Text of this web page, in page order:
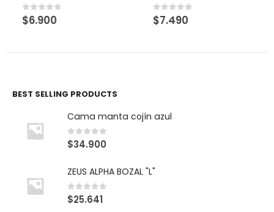
out of 5
6.900 out of 5
7.490
BEST SELLING PRODUCTS
Cama manta cojín azul
0out of 5
$34.900
ZEUS ALPHA BOZAL "L"
0out of 5
$25.641